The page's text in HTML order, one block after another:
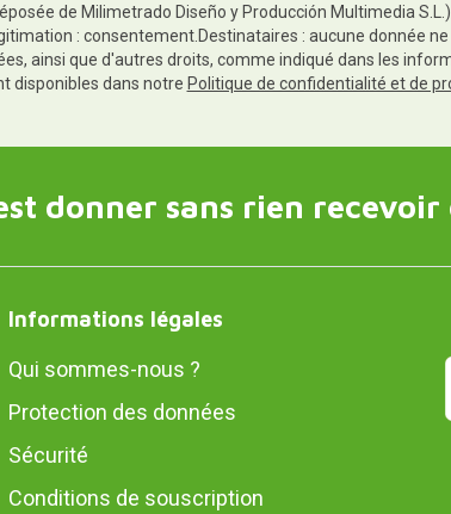
de Milimetrado Diseño y Producción Multimedia
: consentement.Destinataires : aucune donnée
ainsi que d'autres droits, comme indiqué dans les
disponibles dans notre Politique de confidentialité et de
donner sans rien recevoir
Informations légales
Qui sommes-nous ?
Protection des données
Sécurité
Conditions de souscription